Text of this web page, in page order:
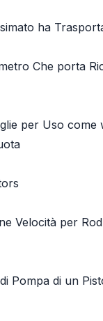
ha
Che porta
per Uso come
Velocità per
Pompa di un